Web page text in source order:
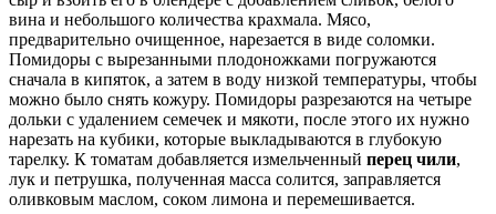
вина и небольшого количества крахмала. Мясо,
предварительно очищенное, нарезается в виде соломки.
Помидоры с вырезанными плодоножками погружаются
сначала в кипяток, а затем в воду низкой температуры, чтобы
можно было снять кожуру. Помидоры разрезаются на четыре
дольки с удалением семечек и мякоти, после этого их нужно
нарезать на кубики, которые выкладываются в глубокую
тарелку. К томатам добавляется измельченный перец чили,
лук и петрушка, полученная масса солится, заправляется
оливковым маслом, соком лимона и перемешивается.